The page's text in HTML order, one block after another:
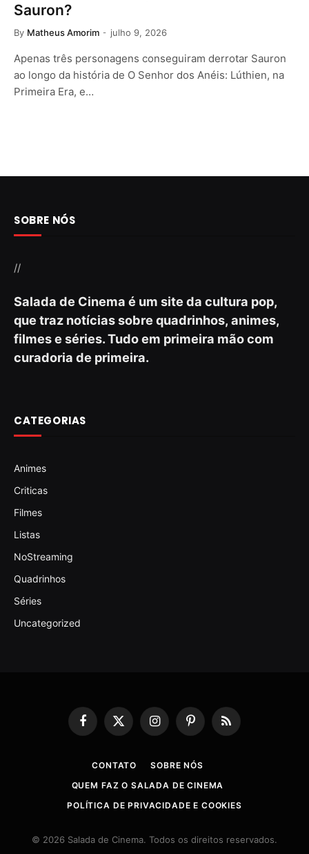
Sauron?
By Matheus Amorim julho 9, 2026
Apenas três personagens conseguiram derrotar Sauron
ao longo da história de O Senhor dos Anéis: Lúthien, na
Primeira Era, e…
SOBRE NÓS
//
Salada de Cinema é um site da cultura pop,
que traz notícias sobre quadrinhos, animes,
filmes e séries. Tudo em primeira mão com
curadoria de primeira.
CATEGORIAS
Animes
Criticas
Filmes
Listas
NoStreaming
Quadrinhos
Séries
Uncategorized
Facebook
X
(Twitter)
InstagramPinterestRSS
CONTATO
SOBRE NÓS
QUEM FAZ O SALADA DE CINEMA
POLÍTICA DE PRIVACIDADE E COOKIES
© 2026 Salada de Cinema. Todos os direitos reservados.